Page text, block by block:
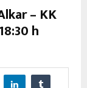
– KK
18:30 h